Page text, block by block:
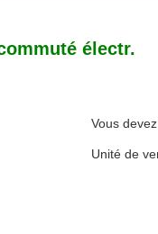
électr.
Vous
Unité de